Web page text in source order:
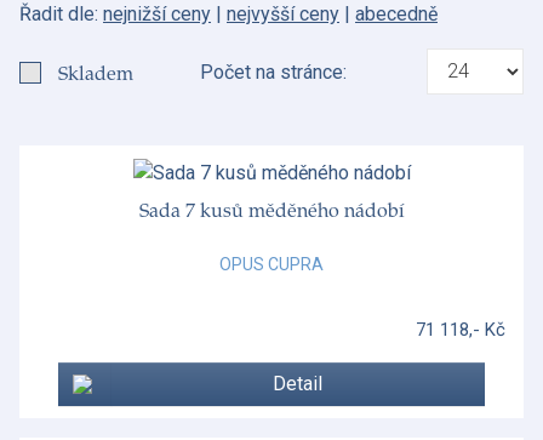
Řadit dle: nejnižší ceny | nejvyšší ceny | abecedně
Skladem Počet na stránce:
Sada 7 kusů měděného nádobí
OPUS CUPRA
71 118,- Kč
Detail